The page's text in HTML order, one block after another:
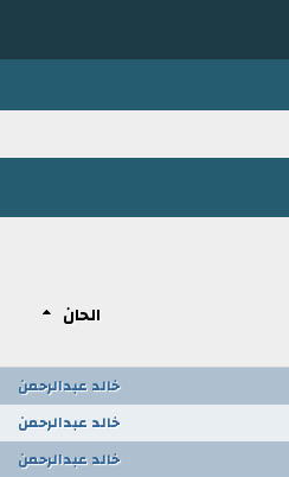
الحان
خالد عبدالرحمن
خالد عبدالرحمن
خالد عبدالرحمن